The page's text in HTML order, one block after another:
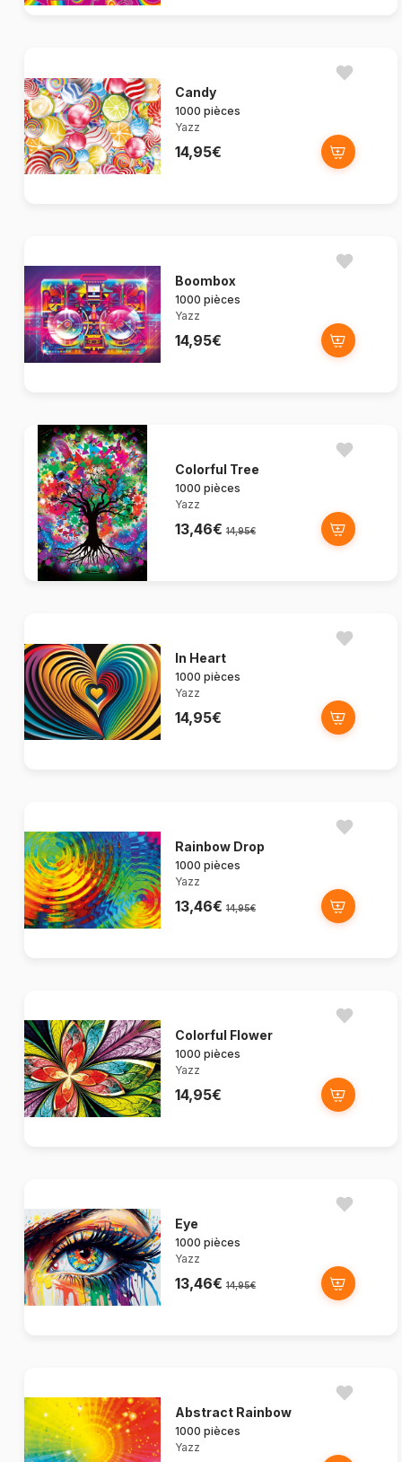
Candy
1000 pièces
Yazz
14,95€
Boombox
1000 pièces
Yazz
14,95€
Colorful Tree
1000 pièces
Yazz
13,46€ 14,95€
In Heart
1000 pièces
Yazz
14,95€
Rainbow Drop
1000 pièces
Yazz
13,46€ 14,95€
Colorful Flower
1000 pièces
Yazz
14,95€
Eye
1000 pièces
Yazz
13,46€ 14,95€
Abstract Rainbow
1000 pièces
Yazz